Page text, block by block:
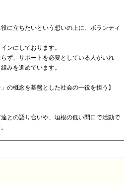
に立ちたいという想いの上に、ボランティ
ンにしております。
ず、サポートを必要としている人がいれ
みを進めています。
の概念を基盤とした社会の一役を担う】
との語り合いや、垣根の低い間口で活動で